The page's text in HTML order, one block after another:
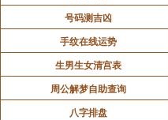
号码测吉凶
手纹在线运势
生男生女清宫表
周公解梦自助查询
八字排盘